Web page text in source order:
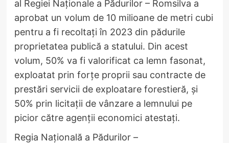
al Regiei Naționale a Pădurilor – Romsilva a
aprobat un volum de 10 milioane de metri cubi
pentru a fi recoltați în 2023 din pădurile
proprietatea publică a statului. Din acest
volum, 50% va fi valorificat ca lemn fasonat,
exploatat prin forțe proprii sau contracte de
prestări servicii de exploatare forestieră, și
50% prin licitații de vânzare a lemnului pe
picior către agenții economici atestați.
​Regia Națională a Pădurilor –